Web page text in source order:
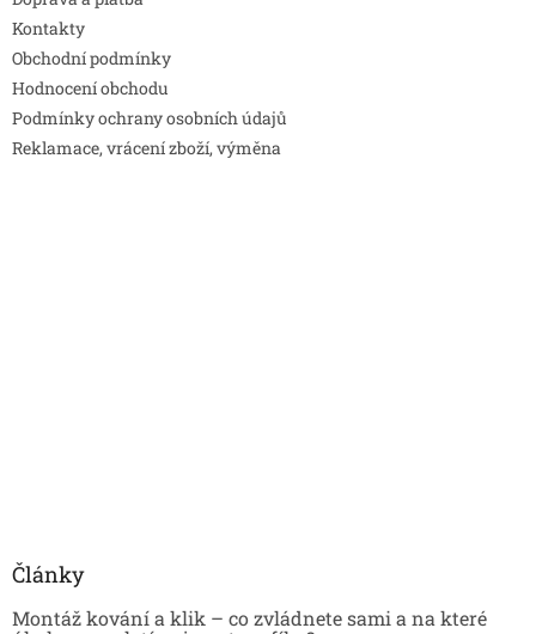
Kontakty
Obchodní podmínky
Hodnocení obchodu
Podmínky ochrany osobních údajů
Reklamace, vrácení zboží, výměna
Články
Montáž kování a klik – co zvládnete sami a na které